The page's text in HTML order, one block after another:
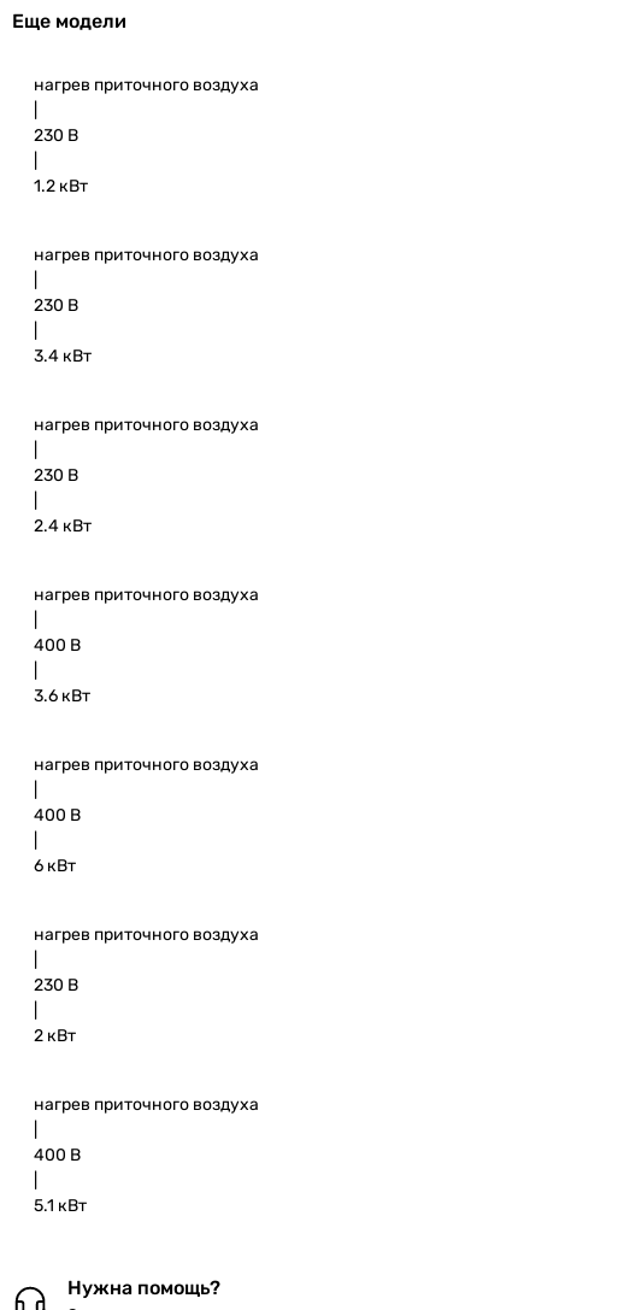
Еще модели
нагрев приточного воздуха
230 В
1.2 кВт
нагрев приточного воздуха
230 В
3.4 кВт
нагрев приточного воздуха
230 В
2.4 кВт
нагрев приточного воздуха
400 В
3.6 кВт
нагрев приточного воздуха
400 В
6 кВт
нагрев приточного воздуха
230 В
2 кВт
нагрев приточного воздуха
400 В
5.1 кВт
Нужна помощь?